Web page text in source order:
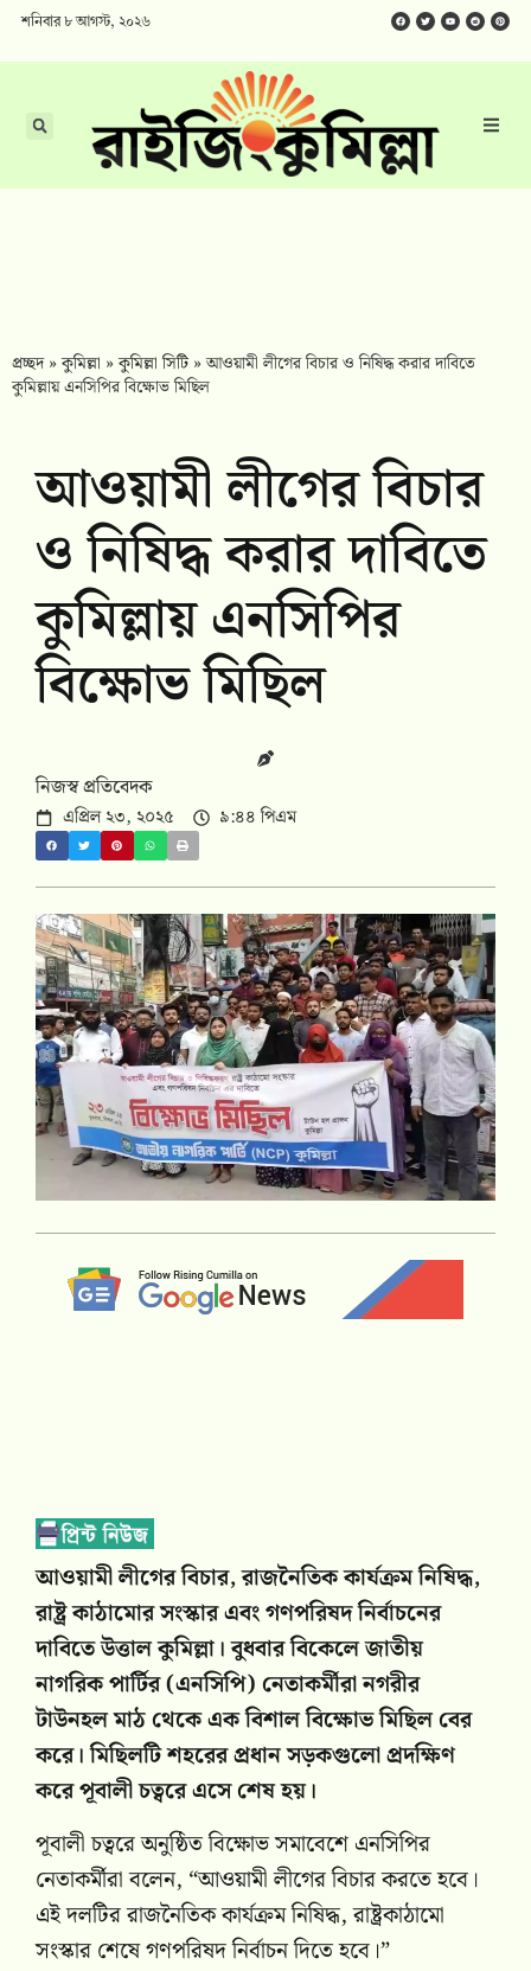
শনিবার ৮ আগস্ট, ২০২৬
প্রচ্ছদ»কুমিল্লা »কুমিল্লা সিটি »আওয়ামী লীগের বিচার ও নিষিদ্ধ করার দাবিতে
কুমিল্লায় এনসিপির বিক্ষোভ মিছিল
আওয়ামী লীগের বিচার
ও নিষিদ্ধ করার দাবিতে
কুমিল্লায় এনসিপির
বিক্ষোভ মিছিল
নিজস্ব প্রতিবেদক
এপ্রিল ২৩, ২০২৫ ৯:৪৪ পিএম
আওয়ামী লীগের বিচার, রাজনৈতিক কার্যক্রম নিষিদ্ধ,
রাষ্ট্র কাঠামোর সংস্কার এবং গণপরিষদ নির্বাচনের
দাবিতে উত্তাল কুমিল্লা। বুধবার বিকেলে জাতীয়
নাগরিক পার্টির (এনসিপি) নেতাকর্মীরা নগরীর
টাউনহল মাঠ থেকে এক বিশাল বিক্ষোভ মিছিল বের
করে। মিছিলটি শহরের প্রধান সড়কগুলো প্রদক্ষিণ
করে পূবালী চত্বরে এসে শেষ হয়।
পূবালী চত্বরে অনুষ্ঠিত বিক্ষোভ সমাবেশে এনসিপির
নেতাকর্মীরা বলেন, “আওয়ামী লীগের বিচার করতে হবে।
এই দলটির রাজনৈতিক কার্যক্রম নিষিদ্ধ, রাষ্ট্রকাঠামো
সংস্কার শেষে গণপরিষদ নির্বাচন দিতে হবে।”